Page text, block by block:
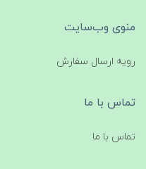
منوی وب‌سایت
رویه ارسال سفارش
تماس با ما
تماس با ما